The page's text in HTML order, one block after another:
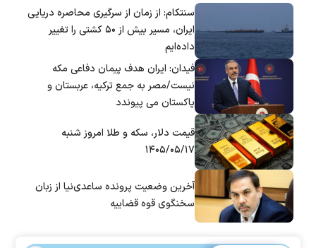
سنتکام: از زمان از سرگیری محاصره دریایی
ایران، مسیر بیش از ۵۰ کشتی را تغییر
داده‌ایم
فیدان: ایران هدف پیمان دفاعی مکه
نیست/مصر به جمع ترکیه، عربستان و
پاکستان می پیوندد
قیمت دلار، سکه و طلا امروز شنبه
۱۴۰۵/۰۵/۱۷
آخرین وضعیت پرونده ساعدی‌نیا از زبان
سخنگوی قوه قضاییه